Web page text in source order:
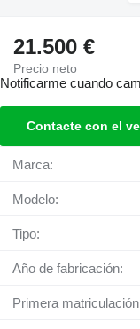
21.500 €
Precio neto
Notificarme cuando
Contacte con el
Marca:
Modelo:
Tipo:
Año de fabricación:
Primera